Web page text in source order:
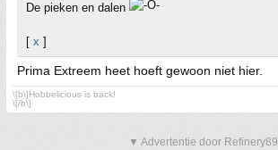
De pieken en dalen
[ x ]
Prima Extreem heet hoeft gewoon niet hier.
\[b\]Hobbelicious is back!
\[/b\]
▼ Advertentie door Refinery89